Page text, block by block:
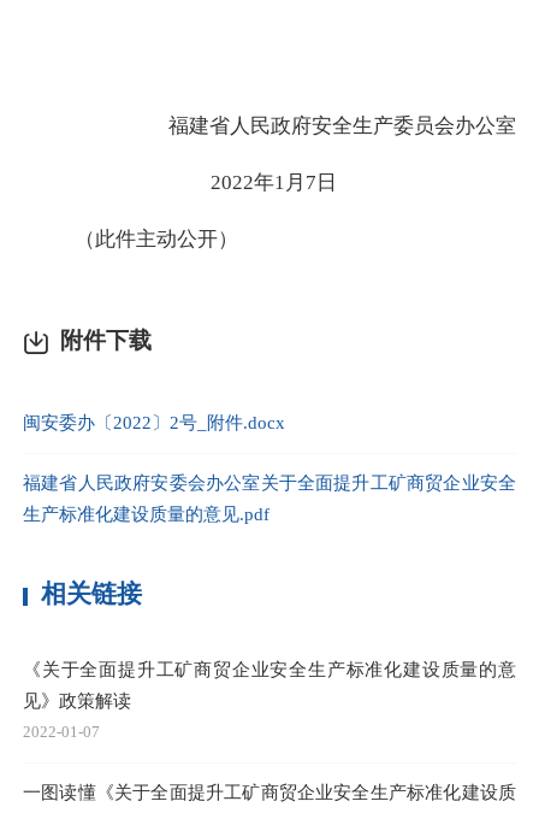
福建省人民政府安全生产委员会办公室
2022年1 月 7 日
（此件主动公开）
附件下载
闽安委办〔2022〕2号_附件.docx
福建省人民政府安委会办公室关于全面提升工矿商贸企业安全
生产标准化建设质量的意见.pdf
相关链接
《关于全面提升工矿商贸企业安全生产标准化建设质量的意
见》政策解读
2022-01-07
一图读懂《关于全面提升工矿商贸企业安全生产标准化建设质